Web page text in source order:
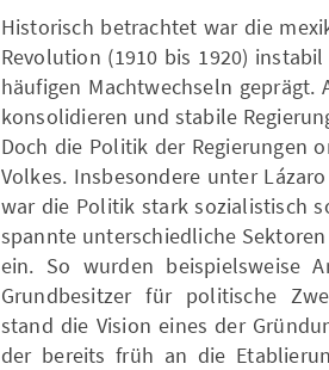
Historisch betrachtet war die
Revolution (191 0 bis 1920)
häufigen Machtwechseln geprägt.
konsolidieren und stabile
Doch die Politik der Regierungen
Volkes. Insbesondere unter
war die Politik stark sozialistisch
spannte unterschiedliche
ein . So wurden beispielsweise
Grundbesitzer für politische
stand die Vision eine s der
der bereits früh an die